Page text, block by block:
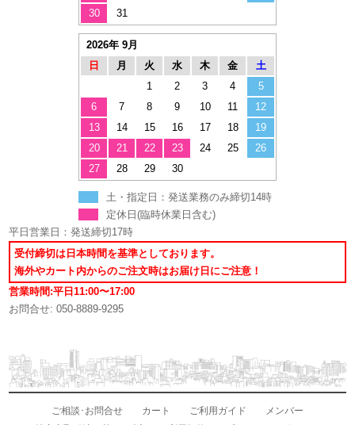
30
31
2026年 9月
日
月 火 水 木 金
土
1
2 3 4
5
6
7 8 9 10 11
12
13
14 15 16 17 18
19
20
21 22 23 24 25
26
27
28 29 30
土・指定日：発送業務のみ締切14時
定休日(臨時休業日含む)
平日営業日：発送締切17時
受付締切は日本時間を基準としております。
海外やカート内からのご注文時はお届け日にご注意！
営業時間:平日11:00〜17:00
お問合せ: 050-8889-9295
ご相談･お問合せ カート ご利用ガイド
メンバー